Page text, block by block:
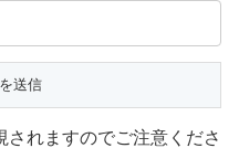
されますのでご注意くださ